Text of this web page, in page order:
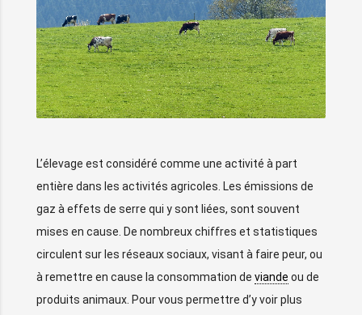
L’élevage est considéré comme une activité à part
entière dans les activités agricoles. Les émissions de
gaz à effets de serre qui y sont liées, sont souvent
mises en cause. De nombreux chiffres et statistiques
circulent sur les réseaux sociaux, visant à faire peur, ou
à remettre en cause la consommation de viande ou de
produits animaux. Pour vous permettre d’y voir plus